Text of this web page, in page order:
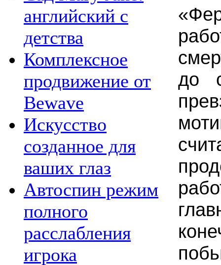
английский с
детства
Комплексное
продвижение от
Bewave
Искусство
созданное для
ваших глаз
Автоспин режим
полного
расслабления
игрока
до